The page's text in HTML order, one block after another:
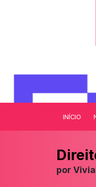
INÍCIO
por